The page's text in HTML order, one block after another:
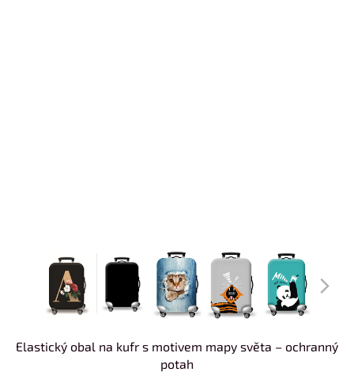
Elastický obal na kufr s motivem mapy světa – ochranný
potah